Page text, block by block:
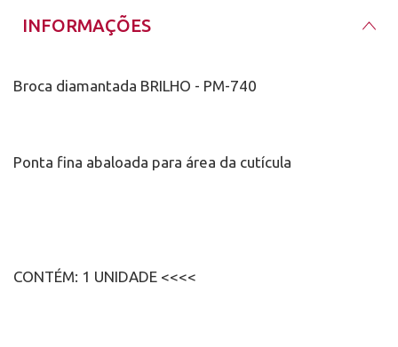
INFORMAÇÕES
Broca diamantada BRILHO - PM-740
Ponta fina abaloada para área da cutícula
CONTÉM: 1 UNIDADE <<<<